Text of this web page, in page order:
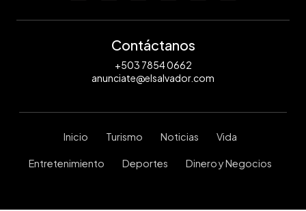
Contáctanos
+503 7854 0662
anunciate@elsalvador.com
Inicio Turismo Noticias Vida
Entretenimiento Deportes Dinero y Negocios